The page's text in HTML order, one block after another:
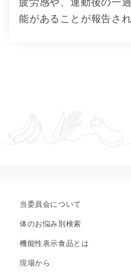
能があることが報告さ
当委員会について
体のお悩み別検索
機能性表示食品とは
現場から